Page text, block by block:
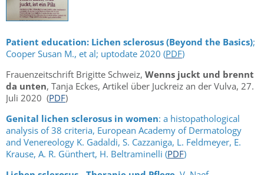
Patient education: Lichen sclerosus (Beyond the Basics);
Cooper Susan M., et al; uptodate 2020 (PDF)
Frauenzeitschrift Brigitte Schweiz, Wenns juckt und brennt
da unten, Tanja Eckes, Artikel über Juckreiz an der Vulva, 27.
Juli 2020 (PDF)
Genital lichen sclerosus in women: a histopathological
analysis of 38 criteria, European Academy of Dermatology
and Venereology K. Gadaldi, S. Cazzaniga, L. Feldmeyer, E.
Krause, A. R. Günthert, H. Beltraminelli (PDF)